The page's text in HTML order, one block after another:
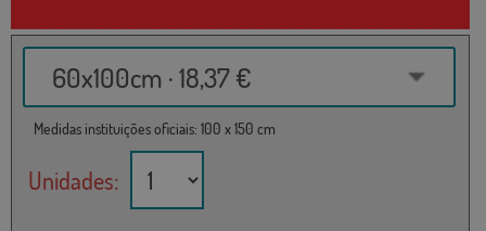
60x100cm · 18,37 €
Medidas instituições oficiais: 100 x 150 cm
Unidades: